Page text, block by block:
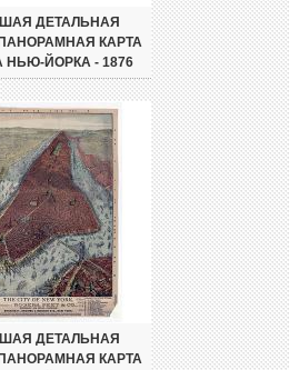
ДЕТАЛЬНАЯ
КАРТА
НЬЮ-ЙОРКА - 1876
ДЕТАЛЬНАЯ
КАРТА